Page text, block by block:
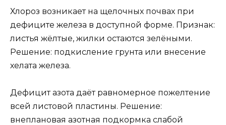
Хлороз возникает на щелочных почвах при
дефиците железа в доступной форме. Признак:
листья жёлтые, жилки остаются зелёными.
Решение: подкисление грунта или внесение
хелата железа.
Дефицит азота даёт равномерное пожелтение
всей листовой пластины. Решение:
внеплановая азотная подкормка слабой